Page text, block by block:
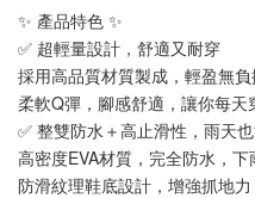
✨ 產品特色 ✨
✅ 超輕量設計，舒適又耐穿
採用高品質材質製成，輕盈無負
柔軟Q彈，腳感舒適，讓你每天
✅ 整雙防水＋高止滑性，雨天
高密度EVA材質，完全防水，下
防滑紋理鞋底設計，增強抓地